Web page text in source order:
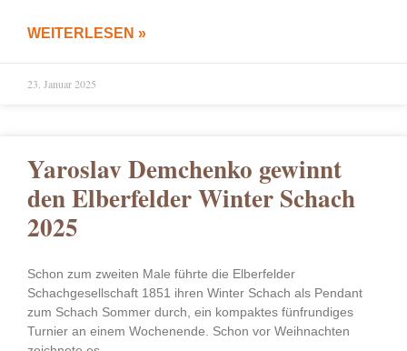
WEITERLESEN »
23. Januar 2025
Yaroslav Demchenko gewinnt
den Elberfelder Winter Schach
2025
Schon zum zweiten Male führte die Elberfelder
Schachgesellschaft 1851 ihren Winter Schach als Pendant
zum Schach Sommer durch, ein kompaktes fünfrundiges
Turnier an einem Wochenende. Schon vor Weihnachten